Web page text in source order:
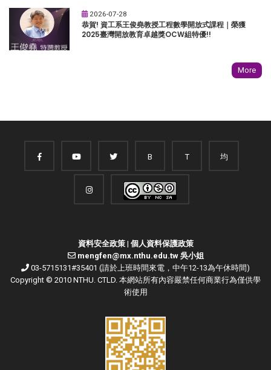
2026-07-28
恭賀! 資工系王俊堯教授工程數學開放式課程｜榮獲
2025臺灣開放教育卓越獎OCW組特優!!
More
B T 均
資料安全政策| 個人資料保護政策
mengfen@mx.nthu.edu.tw 吳小姐
03-5715131#35401 (請於上班時間來電，中午12-13為午休時間)
Copyright © 2010 NTHU. CTLD. 本網站所有內容嚴禁任何商業行為僅供學
術使用